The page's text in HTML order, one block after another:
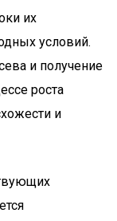
их
условий.
и получение
роста
и